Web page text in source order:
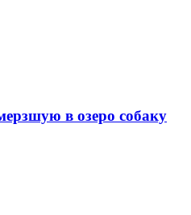
в озеро собаку